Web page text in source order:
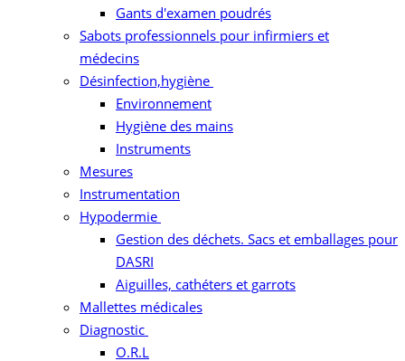
Gants d'examen poudrés
Sabots professionnels pour infirmiers et
médecins
Désinfection,hygiène
Environnement
Hygiène des mains
Instruments
Mesures
Instrumentation
Hypodermie
Gestion des déchets. Sacs et emballages pour
DASRI
Aiguilles, cathéters et garrots
Mallettes médicales
Diagnostic
O.R.L